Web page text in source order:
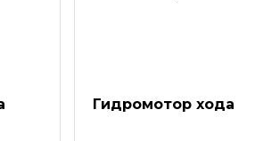
Гидромотор хода